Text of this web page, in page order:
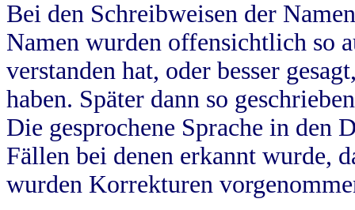
Bei den Schreibweisen der
Namen wurden offensichtlich so
verstanden hat, oder besser
haben. Später dann so
Die gesprochene Sprache in
Fällen bei denen erkannt wurde,
wurden Korrekturen